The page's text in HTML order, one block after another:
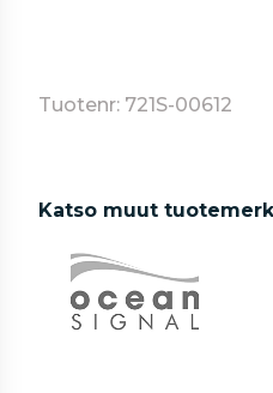
Tuotenr: 721S-00612
Katso muut